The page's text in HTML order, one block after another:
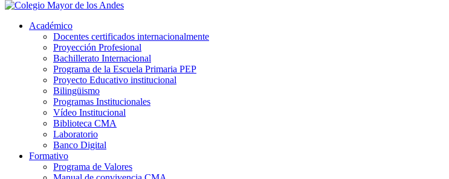
Académico
Docentes certificados internacionalmente
Proyección Profesional
Bachillerato Internacional
Programa de la Escuela Primaria PEP
Proyecto Educativo institucional
Bilingüismo
Programas Institucionales
Vídeo Institucional
Biblioteca CMA
Laboratorio
Banco Digital
Formativo
Programa de Valores